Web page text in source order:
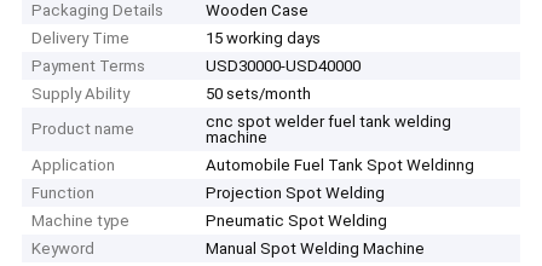
Packaging Details
Wooden Case
Delivery Time
15 working days
Payment Terms
USD30000-USD40000
Supply Ability
50 sets/month
Product name
cnc spot welder fuel tank welding
machine
Application
Automobile Fuel Tank Spot Weldinng
Function
Projection Spot Welding
Machine type
Pneumatic Spot Welding
Keyword
Manual Spot Welding Machine